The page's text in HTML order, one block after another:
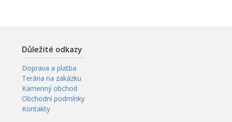
Důležité odkazy
Doprava a platba
Terária na zakázku
Kamenný obchod
Obchodní podmínky
Kontakty